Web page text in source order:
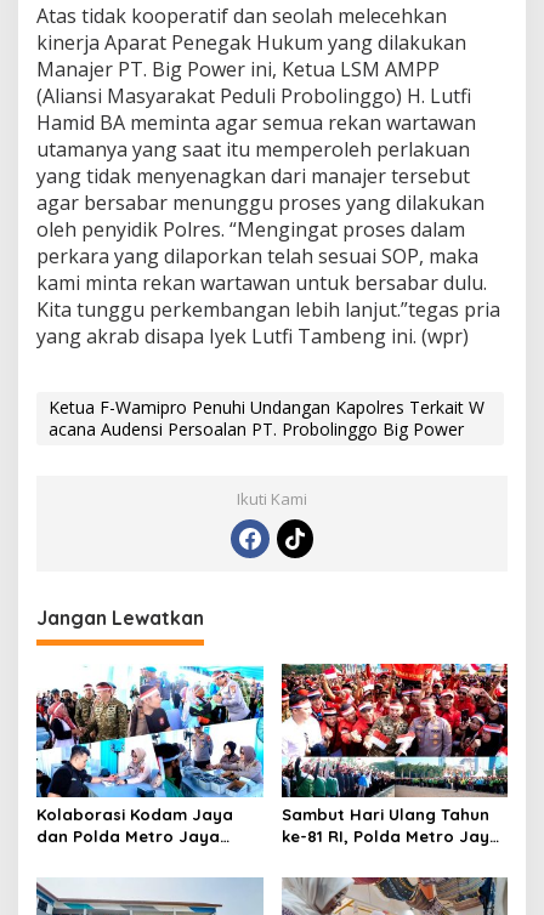
Atas tidak kooperatif dan seolah melecehkan
kinerja Aparat Penegak Hukum yang dilakukan
Manajer PT. Big Power ini, Ketua LSM AMPP
(Aliansi Masyarakat Peduli Probolinggo) H. Lutfi
Hamid BA meminta agar semua rekan wartawan
utamanya yang saat itu memperoleh perlakuan
yang tidak menyenagkan dari manajer tersebut
agar bersabar menunggu proses yang dilakukan
oleh penyidik Polres. “Mengingat proses dalam
perkara yang dilaporkan telah sesuai SOP, maka
kami minta rekan wartawan untuk bersabar dulu.
Kita tunggu perkembangan lebih lanjut.”tegas pria
yang akrab disapa Iyek Lutfi Tambeng ini. (wpr)
Ketua F-Wamipro Penuhi Undangan Kapolres Terkait W
acana Audensi Persoalan PT. Probolinggo Big Power
Ikuti Kami
Jangan Lewatkan
Kolaborasi Kodam Jaya
dan Polda Metro Jaya
Sambut Hari Ulang Tahun
ke-81 RI, Polda Metro Jaya